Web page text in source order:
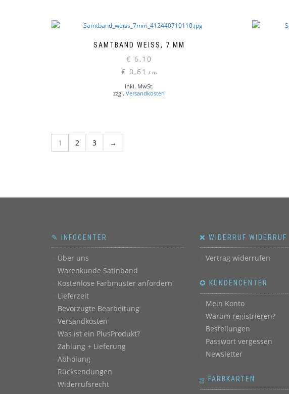
SAMTBAND WEISS, 7 MM
€ 6,10
€ 0,61 / m
inkl. MwSt.
zzgl.Versandkosten
1 2 3 →
✎ INFOCENTER
Über uns
Warenkunde Satinband
Kostenlose Farbmuster anfordern
Lieferzeit
Bevorzugte Bearbeitung
Versandkosten
Was ist ein PlusProdukt?
Zahlung + Lieferung
Abholung
Rücksendungen
Widerrufsrecht
❌ WIDERRUF WIDERRUF
Vertrag widerrufen
✪ KUNDENCENTER
Mein Konto
Warum registrieren?
Bestellungen
Passwort vergessen
Newsletter
ஐ FARBKARTEN